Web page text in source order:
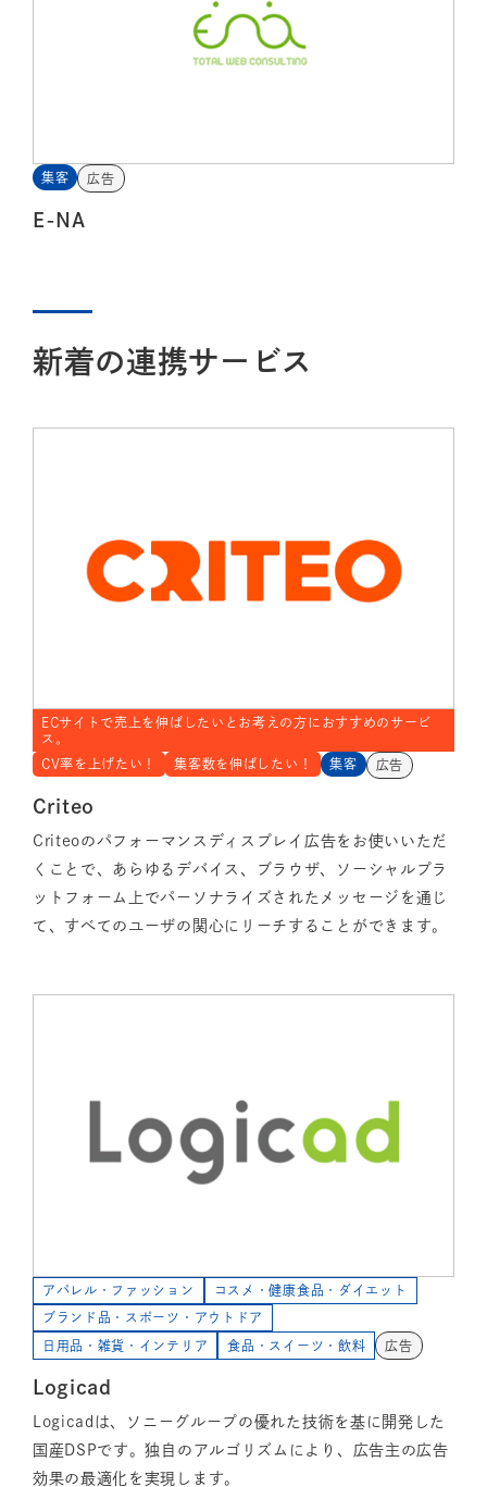
集客 広告
E-NA
新着の連携サービス
ECサイトで売上を伸ばしたいとお考えの方におすすめのサービ
ス。
CV率を上げたい！
集客数を伸ばしたい！ 集客 広告
Criteo
Criteoのパフォーマンスディスプレイ広告をお使いいただ
くことで、あらゆるデバイス、ブラウザ、ソーシャルプラ
ットフォーム上でパーソナライズされたメッセージを通じ
て、すべてのユーザの関心にリーチすることができます。
アパレル・ファッション コスメ・健康食品・ダイエット
ブランド品・スポーツ・アウトドア
日用品・雑貨・インテリア 食品・スイーツ・飲料 広告
Logicad
Logicadは、ソニーグループの優れた技術を基に開発した
国産DSPです。独自のアルゴリズムにより、広告主の広告
効果の最適化を実現します。